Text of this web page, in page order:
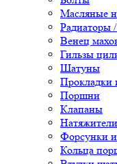
Масляные
Радиаторы
Венец
Гильзы
Шатуны
Прокладки
Поршни
Клапаны
Натяжители
Форсунки
Кольца